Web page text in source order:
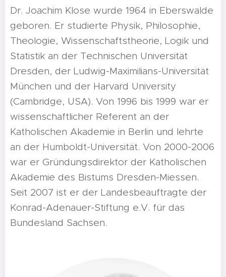
Dr. Joachim Klose wurde 1964 in Eberswalde
geboren. Er studierte Physik, Philosophie,
Theologie, Wissenschaftstheorie, Logik und
Statistik an der Technischen Universität
Dresden, der Ludwig-Maximilians-Universität
München und der Harvard University
(Cambridge, USA). Von 1996 bis 1999 war er
wissenschaftlicher Referent an der
Katholischen Akademie in Berlin und lehrte
an der Humboldt-Universität. Von 2000-2006
war er Gründungsdirektor der Katholischen
Akademie des Bistums Dresden-Miessen.
Seit 2007 ist er der Landesbeauftragte der
Konrad-Adenauer-Stiftung e.V. für das
Bundesland Sachsen.